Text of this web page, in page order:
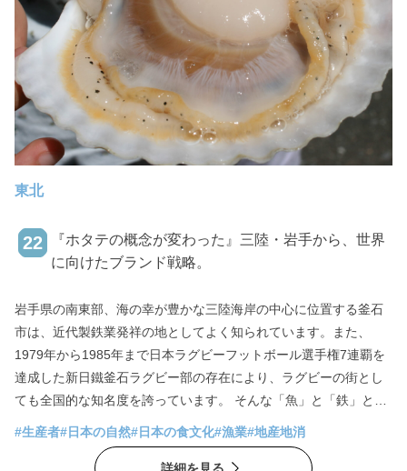
代の若い世代が集まり始めています。
東北
22
『ホタテの概念が変わった』三陸・岩手から、世界
に向けたブランド戦略。
岩手県の南東部、海の幸が豊かな三陸海岸の中心に位置する釜石
市は、近代製鉄業発祥の地としてよく知られています。また、
1979年から1985年まで日本ラグビーフットボール選手権7連覇を
達成した新日鐵釜石ラグビー部の存在により、ラグビーの街とし
ても全国的な知名度を誇っています。 そんな「魚」と「鉄」と
「ラグビー」の街である釜石市に根差し、市場で最高値と言われ
る『泳ぐホタテ』を送り出しているのが、1989年に創業したヤマ
#生産者#日本の自然#日本の食文化#漁業#地産地消
詳細を見る